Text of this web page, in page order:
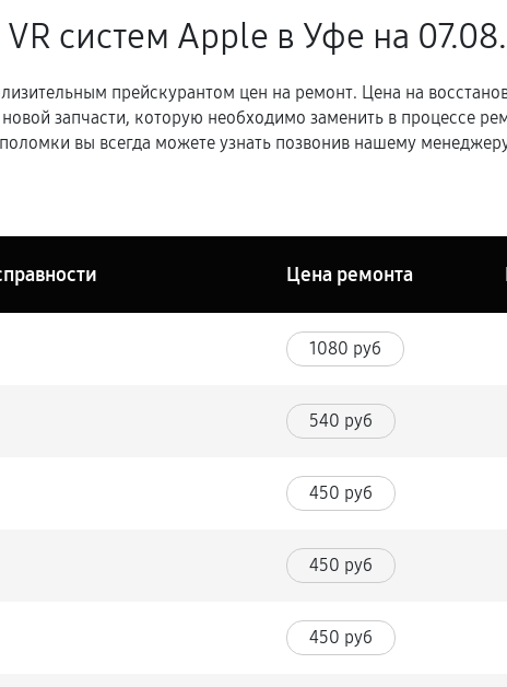
систем Apple в Уфе на
прейскурантом цен на ремонт. Цена на
запчасти, которую необходимо заменить в процессе
вы всегда можете узнать позвонив нашему
Цена ремонта
1080 руб
540 руб
450 руб
450 руб
450 руб